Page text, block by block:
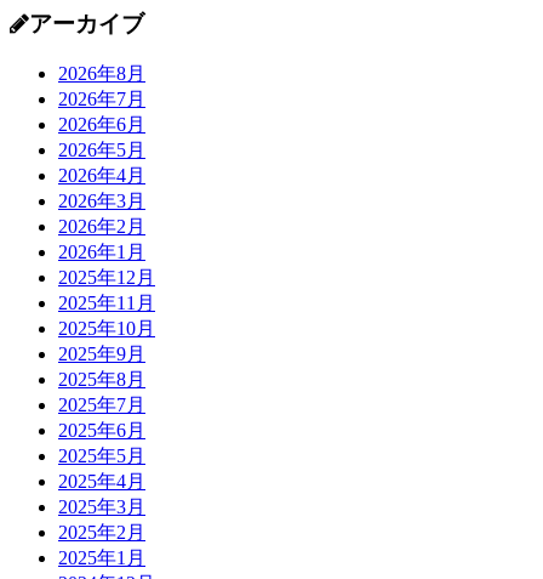
アーカイブ
2026年8月
2026年7月
2026年6月
2026年5月
2026年4月
2026年3月
2026年2月
2026年1月
2025年12月
2025年11月
2025年10月
2025年9月
2025年8月
2025年7月
2025年6月
2025年5月
2025年4月
2025年3月
2025年2月
2025年1月